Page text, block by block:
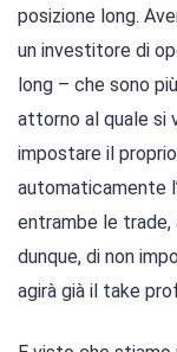
posizione long.
un investitore di
long – che sono
attorno al quale si
impostare il
automaticamente
entrambe le trade,
dunque, di non
agirà già il take